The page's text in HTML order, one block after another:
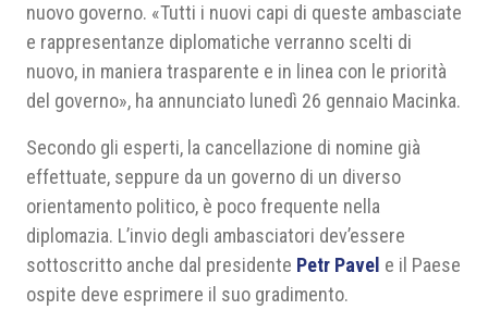
nuovo governo. «Tutti i nuovi capi di queste ambasciate
e rappresentanze diplomatiche verranno scelti di
nuovo, in maniera trasparente e in linea con le priorità
del governo», ha annunciato lunedì 26 gennaio Macinka.
Secondo gli esperti, la cancellazione di nomine già
effettuate, seppure da un governo di un diverso
orientamento politico, è poco frequente nella
diplomazia. L’invio degli ambasciatori dev’essere
sottoscritto anche dal presidente Petr Pavel e il Paese
ospite deve esprimere il suo gradimento.